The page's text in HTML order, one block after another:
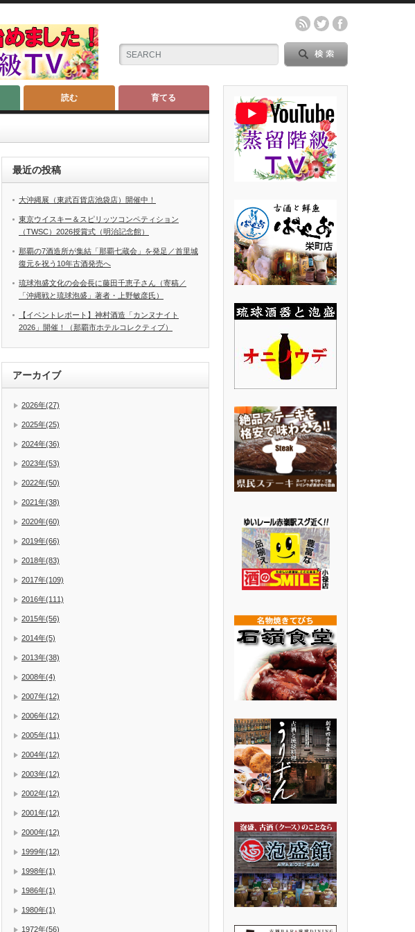
読む 育てる
最近の投稿
大沖縄展（東武百貨店池袋店）開催中！
東京ウイスキー＆スピリッツコンペティション
（TWSC）2026授賞式（明治記念館）
那覇の7酒造所が集結「那覇七蔵会」を発足／首里城
復元を祝う10年古酒発売へ
琉球泡盛文化の会会長に藤田千恵子さん（寄稿／
「沖縄戦と琉球泡盛」著者・上野敏彦氏）
【イベントレポート】神村酒造「カンヌナイト
2026」開催！（那覇市ホテルコレクティブ）
アーカイブ
2026年(27)
2025年(25)
2024年(36)
2023年(53)
2022年(50)
2021年(38)
2020年(60)
2019年(66)
2018年(83)
2017年(109)
2016年(111)
2015年(56)
2014年(5)
2013年(38)
2008年(4)
2007年(12)
2006年(12)
2005年(11)
2004年(12)
2003年(12)
2002年(12)
2001年(12)
2000年(12)
1999年(12)
1998年(1)
1986年(1)
1980年(1)
1972年(56)